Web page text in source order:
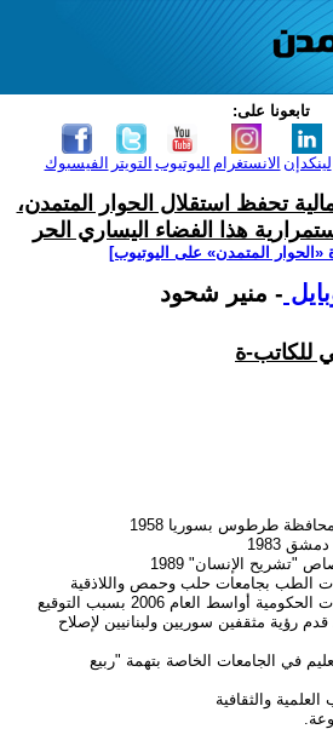
تابعونا على:
الفيسبوك التويتر اليوتيوب الانستغرام لينكدإن
تحفظ استقلال الحوار المتمدن،
هذا الفضاء اليساري الحر
المتمدن» على اليوتيوب]
- منير شحود
للكاتب-ة
طرطوس بسوريا 1958
1983
الإنسان" 1989
الطب بجامعات حلب وحمص واللاذقية
فصلت من وظيفتي في الجامعات الحكومية أواسط العام 2006 بسبب التوقيع
رؤية مثقفين سوريين ولبنانيين لإصلاح
عام 2010 من التعليم في الجامعات الخاصة بتهمة "ربيع
والثقافية